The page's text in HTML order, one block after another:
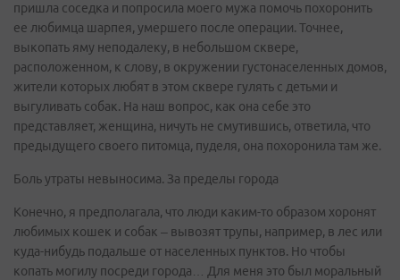
пришла соседка и попросила моего мужа помочь похоронить
ее любимца шарпея, умершего после операции. Точнее,
выкопать яму неподалеку, в небольшом сквере,
расположенном, к слову, в окружении густонаселенных домов,
жители которых любят в этом сквере гулять с детьми и
выгуливать собак. На наш вопрос, как она себе это
представляет, женщина, ничуть не смутившись, ответила, что
предыдущего своего питомца, пуделя, она похоронила там же.
Боль утраты невыносима. За пределы города
Конечно, я предполагала, что люди каким-то образом хоронят
любимых кошек и собак – вывозят трупы, например, в лес или
куда-нибудь подальше от населенных пунктов. Но чтобы
копать могилу посреди города… Для меня это был моральный